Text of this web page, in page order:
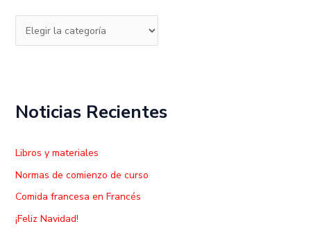
p
Noticias Recientes
Libros y materiales
Normas de comienzo de curso
Comida francesa en Francés
¡Feliz Navidad!